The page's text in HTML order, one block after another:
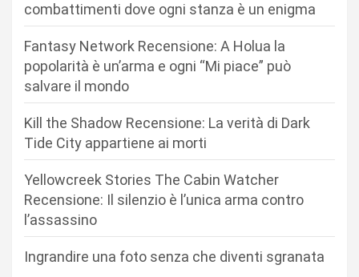
combattimenti dove ogni stanza è un enigma
Fantasy Network Recensione: A Holua la
popolarità è un’arma e ogni “Mi piace” può
salvare il mondo
Kill the Shadow Recensione: La verità di Dark
Tide City appartiene ai morti
Yellowcreek Stories The Cabin Watcher
Recensione: Il silenzio è l’unica arma contro
l’assassino
Ingrandire una foto senza che diventi sgranata